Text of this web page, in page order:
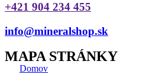
+421 904 234 455
info@mineralshop.sk
MAPA STRÁNKY
Domov